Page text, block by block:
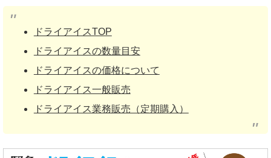
ドライアイスTOP
ドライアイスの数量目安
ドライアイスの価格について
ドライアイス一般販売
ドライアイス業務販売（定期購入）